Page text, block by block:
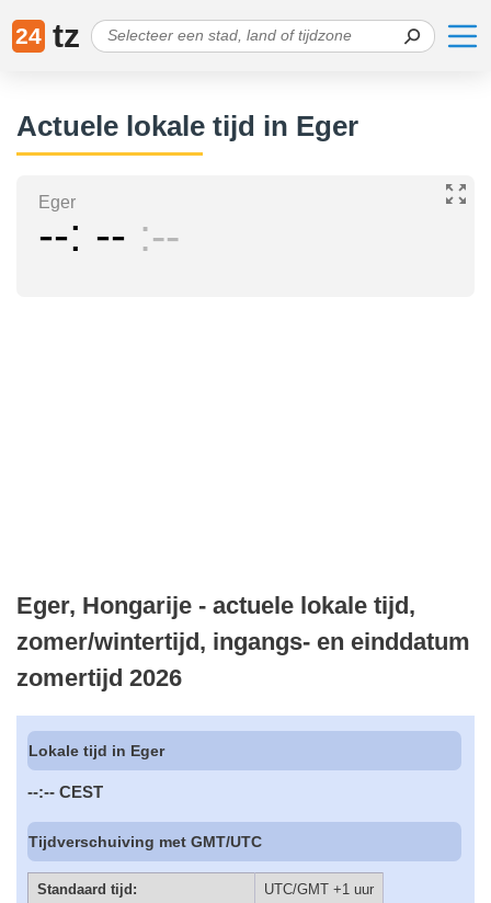
24 tz
Actuele lokale tijd in Eger
Eger
-- -- --
Eger, Hongarije - actuele lokale tijd,
zomer/wintertijd, ingangs- en einddatum
zomertijd 2026
Lokale tijd in Eger
--:-- CEST
Tijdverschuiving met GMT/UTC
Standaard tijd:
UTC/GMT +1 uur